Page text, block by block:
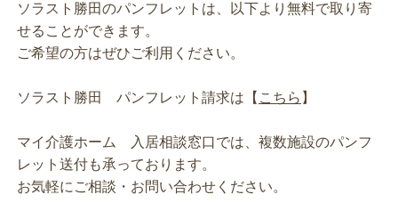
ソラスト勝田のパンフレットは、以下より無料で取り寄
せることができます。
ご希望の方はぜひご利用ください。
ソラスト勝田 パンフレット請求は【 こちら 】
マイ介護ホーム 入居相談窓口では、複数施設のパンフ
レット送付も承っております。
お気軽にご相談・お問い合わせください。